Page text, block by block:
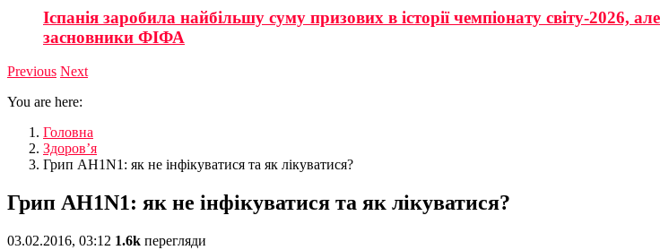
Іспанія заробила найбільшу суму призових в історії чемпіонату світу-2026,
засновники ФІФА
Previous Next
You are here:
Головна
Здоров’я
Грип AH1N1: як не інфікуватися та як лікуватися?
Грип AH1N1: як не інфікуватися та як лікуватися?
03.02.2016, 03:12 1.6k перегляди